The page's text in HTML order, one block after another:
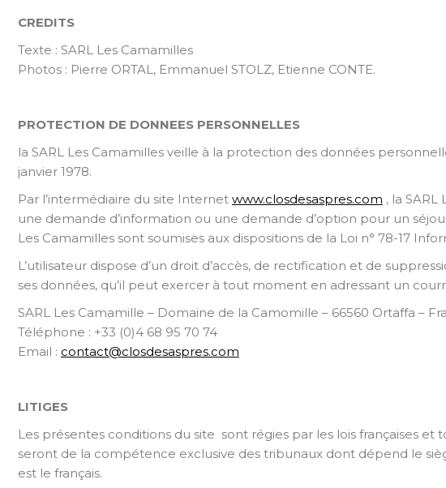
CREDITS
Texte : SARL Les Camamilles
Photos : Pierre ORTAL, Emmanuel STOLZ, Etienne CONTE.
PROTECTION DE DONNEES PERSONNELLES
la SARL Les Camamilles veille à la protection des données
janvier 1978.
Par l’intermédiaire du site Internet www.closdesaspres.com , la
une demande d’information ou une demande d’option pour un
Les Camamilles sont soumises aux dispositions de la Loi n° 78-17
L’utilisateur dispose d’un droit d’accès, de rectification et de
ses données, qu’il peut exercer à tout moment en adressant un
SARL Les Camamille – Domaine de la Camomille – 66560 Ortaffa –
Téléphone : +33 (0)4 68 95 70 74
Email : contact@closdesaspres.com
LITIGES
Les présentes conditions du site sont régies par les lois françaises
seront de la compétence exclusive des tribunaux dont dépend le
est le français.